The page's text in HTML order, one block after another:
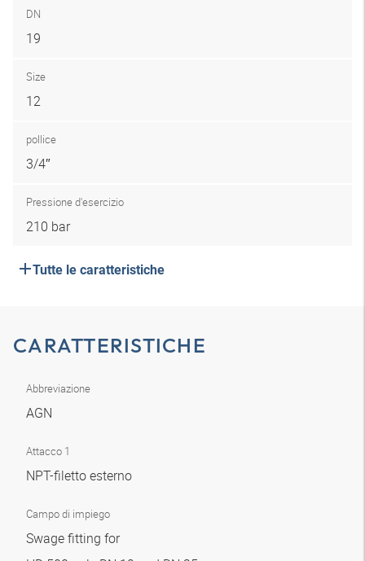
DN
19
Size
12
pollice
3/4″
Pressione d'esercizio
210 bar
Tutte le caratteristiche
CARATTERISTICHE
Abbreviazione
AGN
Attacco 1
NPT-filetto esterno
Campo di impiego
Swage fitting for